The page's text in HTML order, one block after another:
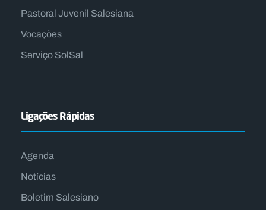
Pastoral Juvenil Salesiana
Vocações
Serviço SolSal
Ligações Rápidas
Agenda
Notícias
Boletim Salesiano